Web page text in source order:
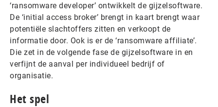
‘ransomware developer’ ontwikkelt de gijzelsoftware.
De ‘initial access broker’ brengt in kaart brengt waar
potentiële slachtoffers zitten en verkoopt de
informatie door. Ook is er de ‘ransomware affiliate’.
Die zet in de volgende fase de gijzelsoftware in en
verfijnt de aanval per individueel bedrijf of
organisatie.
Het spel